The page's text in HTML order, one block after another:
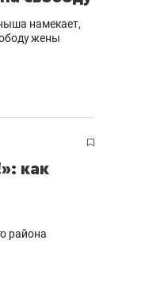
намекает,
жены
как
района